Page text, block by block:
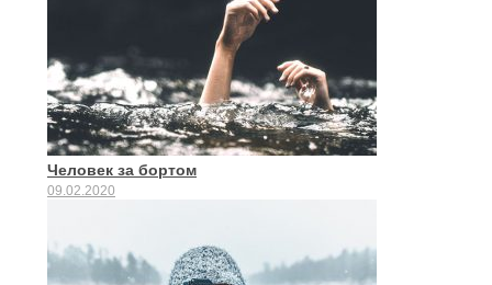
Человек за бортом
09.02.2020